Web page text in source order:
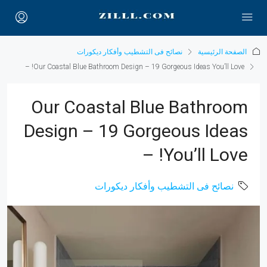
الصفحة الرئيسية
نصائح فى التشطيب وأفكار ديكورات
Our Coastal Blue Bathroom Design – 19 Gorgeous Ideas You’ll Love! –
Our Coastal Blue Bathroom
Design – 19 Gorgeous Ideas
You’ll Love! –
نصائح فى التشطيب وأفكار ديكورات